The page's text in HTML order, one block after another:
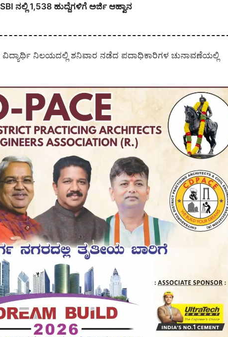
ನಲ್ಲಿ 1,538 ಹುದ್ದೆಗಳಿಗೆ ಅರ್ಜಿ ಆಹ್ವಾನ
ನಿಲಯದಲ್ಲಿ ಶನಿವಾರ ನಡೆದ ಪದಾಧಿಕಾರಿಗಳ ಚುನಾವಣೆಯಲ್ಲಿ